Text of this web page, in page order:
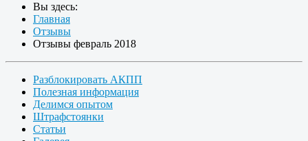
Вы здесь:
Главная
Отзывы
Отзывы февраль 2018
Разблокировать АКПП
Полезная информация
Делимся опытом
Штрафстоянки
Статьи